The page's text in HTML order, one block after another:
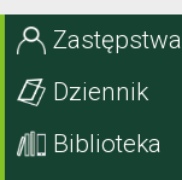
Zastępstwa
Dziennik
Biblioteka